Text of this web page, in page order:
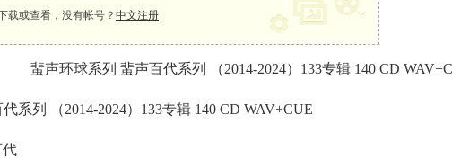
载或查看，没有帐号？ 中文注册
蜚声环球系列 蜚声百代系列 （2014-2024）133专辑 140 CD
列 （2014-2024）133专辑 140 CD WAV+CUE
代